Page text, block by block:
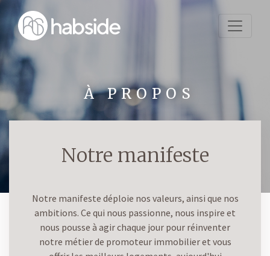
contenu
principal
À PROPOS
Notre manifeste
Notre manifeste déploie nos valeurs, ainsi que nos
ambitions. Ce qui nous passionne, nous inspire et
nous pousse à agir chaque jour pour réinventer
notre métier de promoteur immobilier et vous